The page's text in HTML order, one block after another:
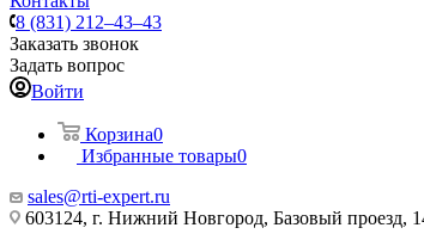
8 (831) 212–43–43
Заказать звонок
Задать вопрос
Войти
Корзина0
Избранные товары0
sales@rti-expert.ru
603124, г. Нижний Новгород, Базовый проезд,